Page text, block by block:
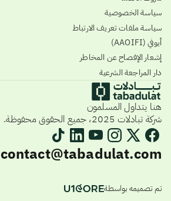
سياسة الخصوصية
سياسة ملفات تعريف الارتباط
أيوفي (AAOIFI)
إشعار الإفصاح عن المخاطر
دار المراجعة الشرعية
هنا يتداول المسلمون
شركة تبادلات 2025، جميع الحقوق محفوظة.
contact@tabadulat.com
تم تصميمه بواسطة